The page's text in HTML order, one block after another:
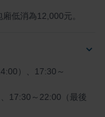
低消為12,000元。
）、17:30～
17:30～22:00（最後